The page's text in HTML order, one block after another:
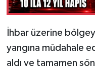
İhbar üzerine
yangına müdahale
aldı ve tamamen